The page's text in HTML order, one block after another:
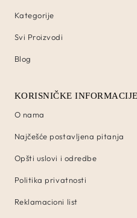
Kategorije
Svi Proizvodi
Blog
KORISNIČKE INFORMACIJE
O nama
Najčešće postavljena pitanja
Opšti uslovi i odredbe
Politika privatnosti
Reklamacioni list